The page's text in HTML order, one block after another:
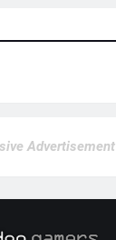
Advertisement